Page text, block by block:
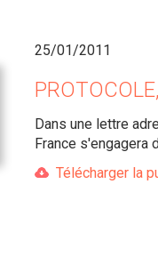
25/01/2011
Dans une lettre
France s'engagera
Télécharger la